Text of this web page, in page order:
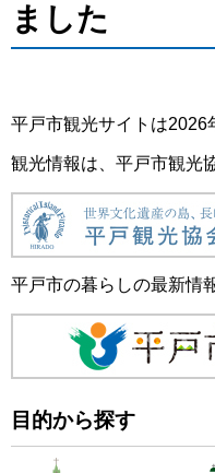
目的から探す
ました
平戸市観光サイトは2026
観光情報は、平戸市観光
平戸市の暮らしの最新情